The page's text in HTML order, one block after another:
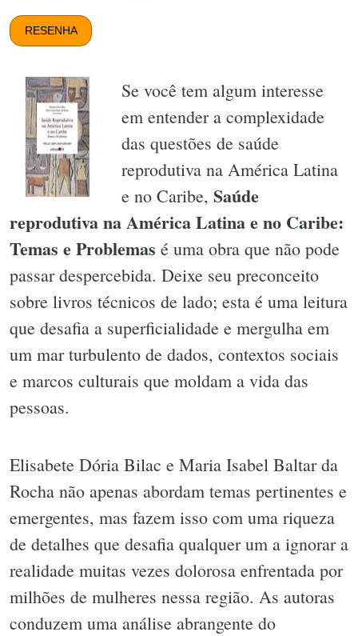
RESENHA
Se você tem algum interesse
em entender a complexidade
das questões de saúde
reprodutiva na América Latina
e no Caribe, Saúde
reprodutiva na América Latina e no Caribe:
Temas e Problemas é uma obra que não pode
passar despercebida. Deixe seu preconceito
sobre livros técnicos de lado; esta é uma leitura
que desafia a superficialidade e mergulha em
um mar turbulento de dados, contextos sociais
e marcos culturais que moldam a vida das
pessoas.
Elisabete Dória Bilac e Maria Isabel Baltar da
Rocha não apenas abordam temas pertinentes e
emergentes, mas fazem isso com uma riqueza
de detalhes que desafia qualquer um a ignorar a
realidade muitas vezes dolorosa enfrentada por
milhões de mulheres nessa região. As autoras
conduzem uma análise abrangente do